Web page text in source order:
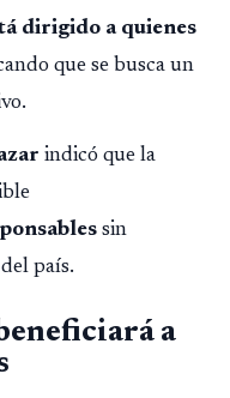
dirigido a quienes
que se busca un
indicó que la
sin
país.
a